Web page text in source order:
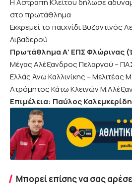
Η Αστραπή Κλείτου δήλωσε
στο πρωτάθλημα
Εκκρεμεί το παιχνίδι Βυζαντινός
Λιβαδερού
Πρωτάθλημα Α’ ΕΠΣ Φλώρινας
Μέγας Αλέξανδρος Πελαργού –
Ελλάς Άνω Καλλινίκης – Μελιτέας
Ατρόμητος Κάτω Κλεινών
Επιμέλεια: Παύλος
Μπορεί επίσης να σας